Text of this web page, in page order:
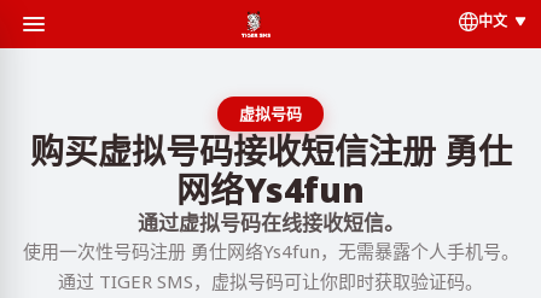
中文
虚拟号码
购买虚拟号码接收短信注册 勇仕
网络Ys4fun
通过虚拟号码在线接收短信。
使用一次性号码注册 勇仕网络Ys4fun，无需暴露个人手机号。
通过 TIGER SMS，虚拟号码可让你即时获取验证码。